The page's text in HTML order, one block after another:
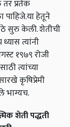
तर प्रतेक
पाहिजे.या हेतूने
सुरु केली. शेतीची
त्यांनी
१९७९ रोजी
त्यांच्या
कृषिप्रेमी
भाग्यच.
शेती पद्धती